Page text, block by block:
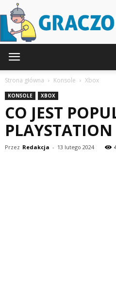
Strona główna Konsole Xbox
KONSOLE XBOX
CO JEST
Przez Redakcja - 13 lutego 2024